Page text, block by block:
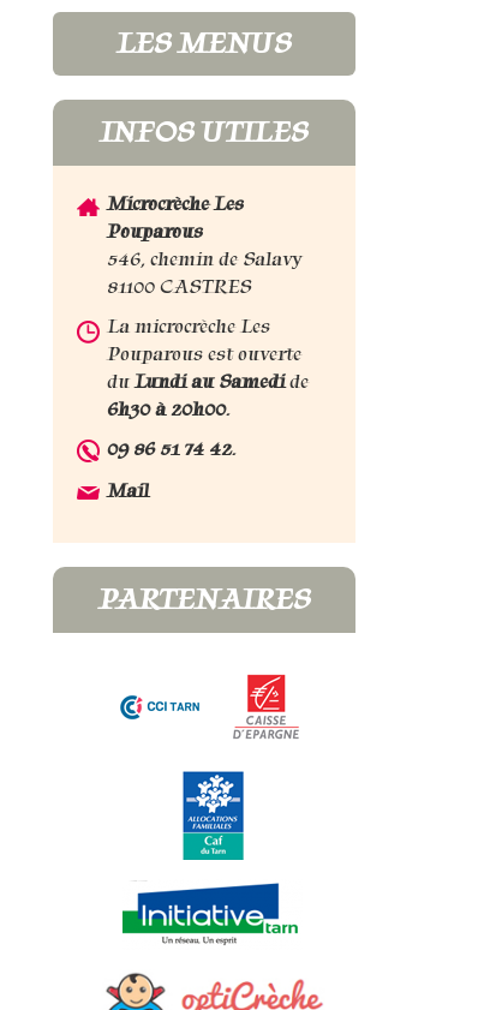
LES MENUS
INFOS UTILES
Microcrèche Les
Pouparous
546, chemin de Salavy
81100 CASTRES
La microcrèche Les
Pouparous est ouverte
duLundi au Samedide
6h30 à 20h00.
09 86 51 74 42.
Mail
PARTENAIRES